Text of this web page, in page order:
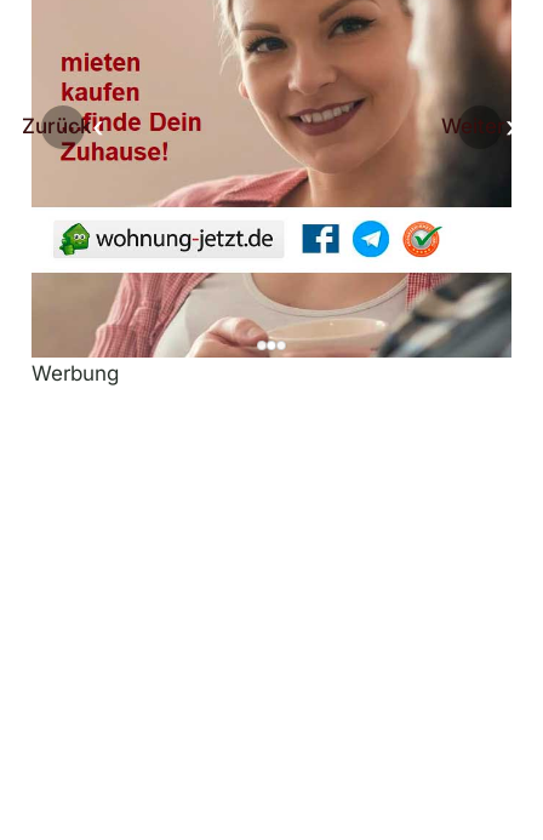
Zurück Weiter
Werbung